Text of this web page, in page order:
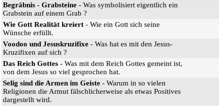
Begräbnis - Grabsteine - Was symbolisiert eigentlich ein
Grabstein auf einem Grab ?
Wie Gott Realität kreiert - Wie ein Gott sich seine
Wünsche erfüllt.
Voodoo und Jesuskruzifixe - Was hat es mit den Jesus-
Kruzifixen auf sich ?
Das Reich Gottes - Was mit dem Reich Gottes gemeint ist,
von dem Jesus so viel gesprochen hat.
Selig sind die Armen im Geiste - Warum in so vielen
Religionen die Armut fälschlicherweise als etwas Positives
dargestellt wird.